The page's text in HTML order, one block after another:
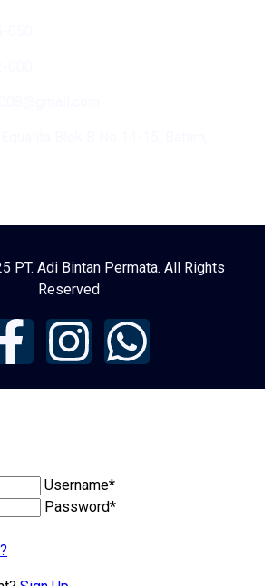
PT. Adi Bintan Permata. All Rights
Reserved
Username*
Password*